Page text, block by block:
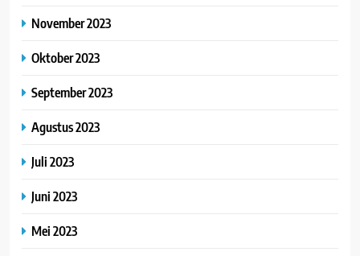
November 2023
Oktober 2023
September 2023
Agustus 2023
Juli 2023
Juni 2023
Mei 2023